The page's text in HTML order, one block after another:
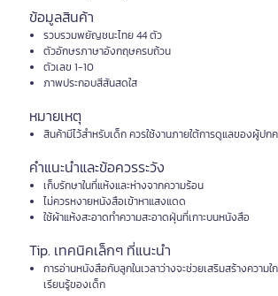
ข้อมูลสินค้า
รวบรวมพยัญชนะไทย 44 ตัว
ตัวอักษรภาษาอังกฤษครบถ้วน
ตัวเลข 1-10
ภาพประกอบสีสันสดใส
หมายเหตุ
สินค้ามีไว้สำหรับเด็ก ควรใช้งานภายใต้การดูแลของผู้ปก
คำแนะนำและข้อควรระวัง
เก็บรักษาในที่แห้งและห่างจากความร้อน
ไม่ควรหงายหนังสือเข้าหาแสงแดด
ใช้ผ้าแห้งสะอาดทำความสะอาดฝุ่นที่เกาะบนหนังสือ
Tip. เทคนิคเล็กๆ ที่แนะนำ
การอ่านหนังสือกับลูกในเวลาว่างจะช่วยเสริมสร้างควา
เรียนรู้ของเด็ก